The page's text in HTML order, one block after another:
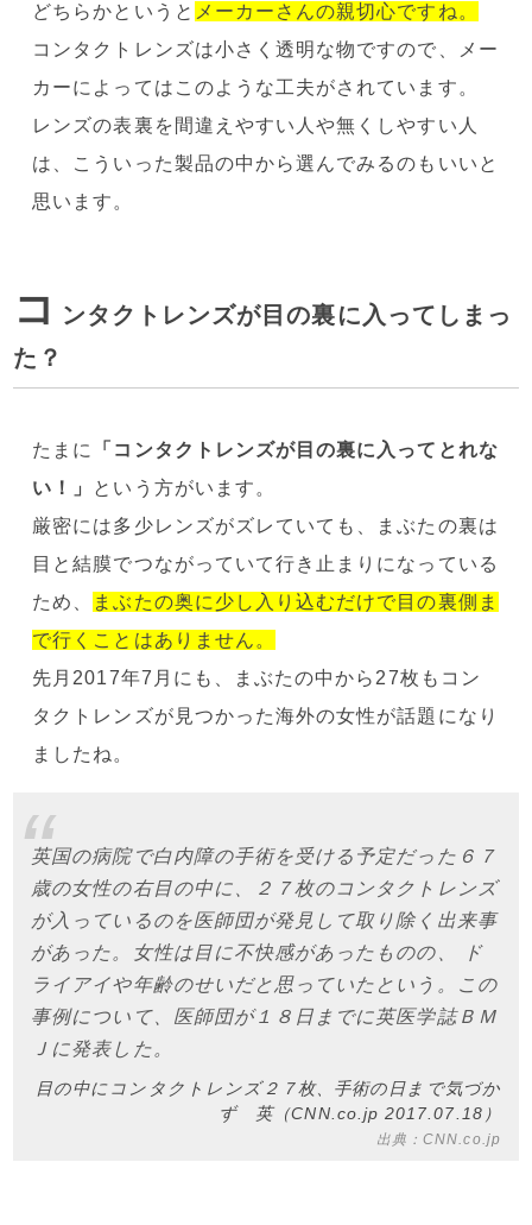
どちらかというと メーカーさんの親切心ですね。
コンタクトレンズは小さく透明な物ですので、メー
カーによってはこのような工夫がされています。
レンズの表裏を間違えやすい人や無くしやすい人
は、こういった製品の中から選んでみるのもいいと
思います。
コ ンタクトレンズが目の裏に入ってしまっ
た？
たまに
「コンタクトレンズが目の裏に入ってとれな
い！」 という方がいます。
厳密には多少レンズがズレていても、まぶたの裏は
目と結膜でつながっていて行き止まりになっている
ため、
まぶたの奥に少し入り込むだけで目の裏側ま
で行くことはありません。
先月2017年7月にも、まぶたの中から27枚もコン
タクトレンズが見つかった海外の女性が話題になり
ましたね。
英国の病院で白内障の手術を受ける予定だった６７
歳の女性の右目の中に、２７枚のコンタクトレンズ
が入っているのを医師団が発見して取り除く出来事
があった。女性は目に不快感があったものの、 ド
ライアイや年齢のせいだと思っていたという。この
事例について、医師団が１８日までに英医学誌ＢＭ
Ｊに発表した。
目の中にコンタクトレンズ２７枚、手術の日まで気づか
ず 英（CNN.co.jp 2017.07.18）
出典：CNN.co.jp